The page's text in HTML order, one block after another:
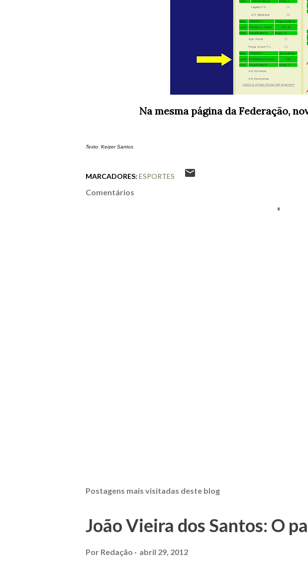
Na mesma página da Federação,
Texto: Keizer Santos
MARCADORES: ESPORTES
Comentários
Postagens mais visitadas deste blog
João Vieira dos Santos: O
Por Redação abril 29, 2012